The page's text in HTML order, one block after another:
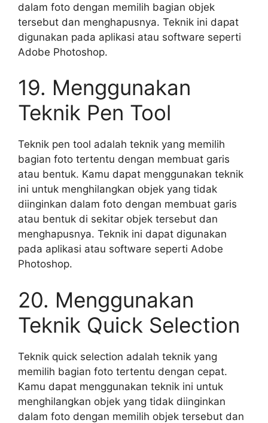
dalam foto dengan memilih bagian objek
tersebut dan menghapusnya. Teknik ini dapat
digunakan pada aplikasi atau software seperti
Adobe Photoshop.
19. Menggunakan
Teknik Pen Tool
Teknik pen tool adalah teknik yang memilih
bagian foto tertentu dengan membuat garis
atau bentuk. Kamu dapat menggunakan teknik
ini untuk menghilangkan objek yang tidak
diinginkan dalam foto dengan membuat garis
atau bentuk di sekitar objek tersebut dan
menghapusnya. Teknik ini dapat digunakan
pada aplikasi atau software seperti Adobe
Photoshop.
20. Menggunakan
Teknik Quick Selection
Teknik quick selection adalah teknik yang
memilih bagian foto tertentu dengan cepat.
Kamu dapat menggunakan teknik ini untuk
menghilangkan objek yang tidak diinginkan
dalam foto dengan memilih objek tersebut dan